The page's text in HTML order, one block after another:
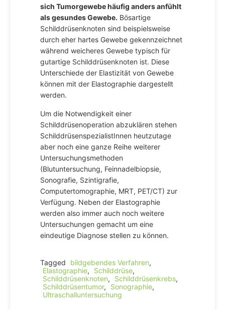
sich Tumorgewebe häufig anders anfühlt
als gesundes Gewebe. Bösartige
Schilddrüsenknoten sind beispielsweise
durch eher hartes Gewebe gekennzeichnet
während weicheres Gewebe typisch für
gutartige Schilddrüsenknoten ist. Diese
Unterschiede der Elastizität von Gewebe
können mit der Elastographie dargestellt
werden.
Um die Notwendigkeit einer
Schilddrüsenoperation abzuklären stehen
SchilddrüsenspezialistInnen heutzutage
aber noch eine ganze Reihe weiterer
Untersuchungsmethoden
(Blutuntersuchung, Feinnadelbiopsie,
Sonografie, Szintigrafie,
Computertomographie, MRT, PET/CT) zur
Verfügung. Neben der Elastographie
werden also immer auch noch weitere
Untersuchungen gemacht um eine
eindeutige Diagnose stellen zu können.
Tagged bildgebendes Verfahren,
Elastographie, Schilddrüse,
Schilddrüsenknoten, Schilddrüsenkrebs,
Schilddrüsentumor, Sonographie,
Ultraschalluntersuchung